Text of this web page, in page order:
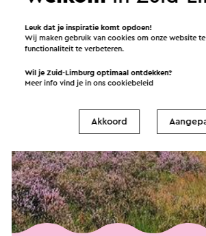
Leuk dat je inspiratie komt opdoen!
Wij maken gebruik van cookies om onze website te
functionaliteit te verbeteren.
Wil je Zuid-Limburg optimaal ontdekken?
Meer info vind je in onscookiebeleid
Akkoord